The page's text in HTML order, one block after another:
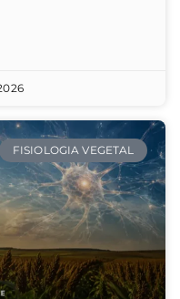
FISIOLOGIA VEGETAL